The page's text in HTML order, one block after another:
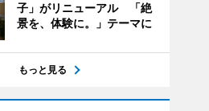
子」がリニューアル 「絶
景を、体験に。」テーマに
もっと見る